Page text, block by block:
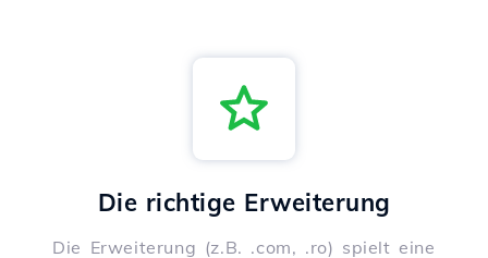
Die richtige Erweiterung
Die Erweiterung (z.B. .com, .ro) spielt eine